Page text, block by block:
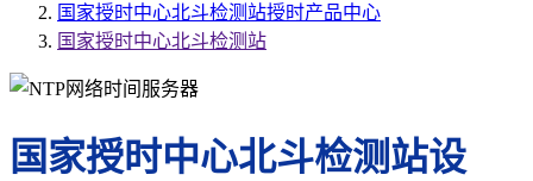
国家授时中心北斗检测站授时产品中心
国家授时中心北斗检测站
国家授时中心北斗检测站设